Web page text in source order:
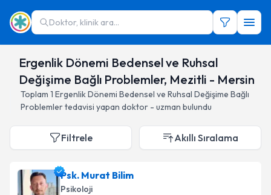
Doktor, klinik ara...
Ergenlik Dönemi Bedensel ve Ruhsal
Değişime Bağlı Problemler, Mezitli - Mersin
Toplam 1 Ergenlik Dönemi Bedensel ve Ruhsal Değişime Bağlı
Problemlertedavisi yapan doktor - uzman bulundu
Filtrele Akıllı Sıralama
Psk. Murat Bilim
Psikoloji